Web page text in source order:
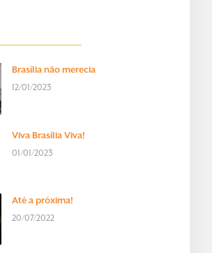
Brasília não merecia
12/01/2023
Viva Brasília Viva!
01/01/2023
Até a próxima!
20/07/2022